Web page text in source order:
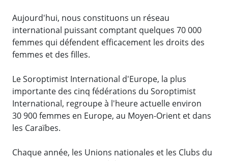
Aujourd'hui, nous constituons un réseau
international puissant comptant quelques 70 000
femmes qui défendent efficacement les droits des
femmes et des filles.
Le Soroptimist International d'Europe, la plus
importante des cinq fédérations du Soroptimist
International, regroupe à l'heure actuelle environ
30 900 femmes en Europe, au Moyen-Orient et dans
les Caraïbes.
Chaque année, les Unions nationales et les Clubs du